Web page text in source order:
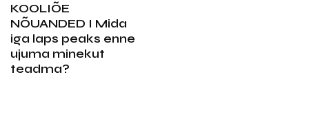
KOOLIÕE
NÕUANDED I Mida
iga laps peaks enne
ujuma minekut
teadma?